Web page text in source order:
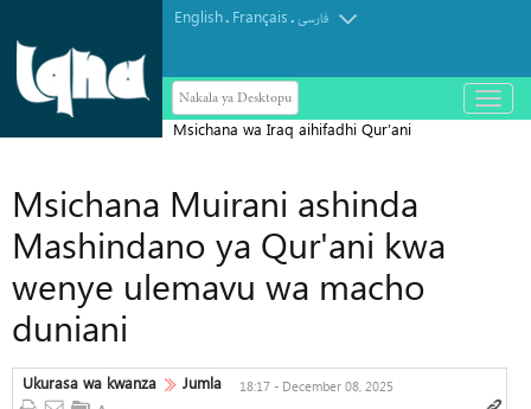
English. Français.فارسی
Nakala ya Desktopu
باز
و
Msichana wa Iraq aihifadhi Qur’ani
Msichana Muirani ashinda
Mashindano ya Qur'ani kwa
wenye ulemavu wa macho
duniani
Ukurasa wa kwanza Jumla 18:17 - December 08, 2025